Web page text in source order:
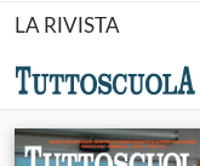
LA RIVISTA